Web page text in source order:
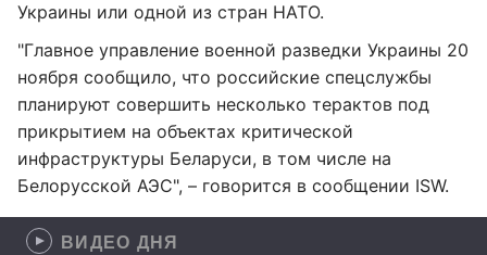
Украины или одной из стран НАТО.
"Главное управление военной разведки Украины 20
ноября сообщило, что российские спецслужбы
планируют совершить несколько терактов под
прикрытием на объектах критической
инфраструктуры Беларуси, в том числе на
Белорусской АЭС", – говорится в сообщении ISW.
ВИДЕО ДНЯ